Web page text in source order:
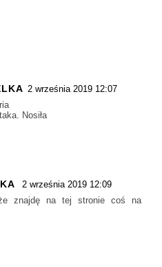
2 września 2019 12:07
Nosiła
2 września 2019 12:09
znajdę na tej stronie coś na